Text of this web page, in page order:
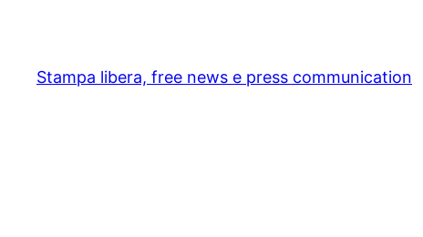
content
Stampa libera, free news e press communication